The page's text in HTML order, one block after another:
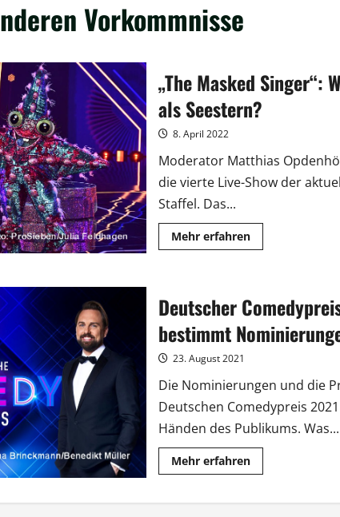
Vorkommnisse
„The Masked Singer“:
als Seestern?
8. April 2022
Moderator Matthias
die vierte Live-Show der
Staffel. Das...
Mehr erfahrenMehr
Informationen
Welcher
Star
funkelt
als
Seestern?
Deutscher
bestimmt
23. August 2021
Die Nominierungen und die
Deutschen Comedypreis
Händen des Publikums. Was...
Mehr erfahrenMehr
Informationen
Comedypreis: